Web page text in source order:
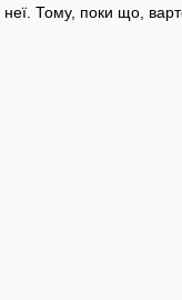
Тому, поки що,